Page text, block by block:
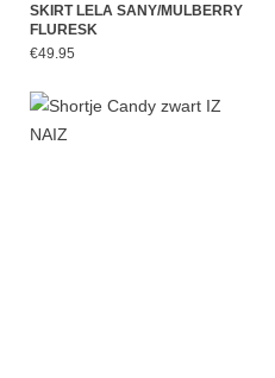
SKIRT LELA SANY/MULBERRY
FLURESK
€49.95